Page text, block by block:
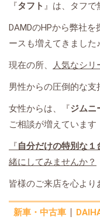
『タフト 』は、タフで
DAMDのHPから弊社
ースも増えてきました♪
現在の所、 人気なシリ
男性からの圧倒的な支
女性からは、『ジムニ
ご相談が増えています
『自分だけの特別な１
緒にしてみませんか？
皆様のご来店を心より
新車・中古車